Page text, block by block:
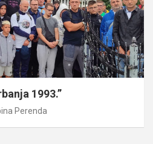
1993.”
Perenda